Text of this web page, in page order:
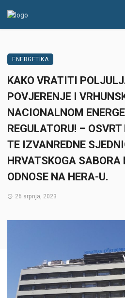
ENERGETIKA
KAKO VRATITI
POVJERENJE I
NACIONALNOM
REGULATORU! –
TE IZVANREDNE
HRVATSKOGA SABORA
ODNOSE NA HERA-U.
26 srpnja, 2023